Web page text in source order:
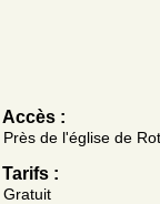
Accès :
Près de l'église de
Tarifs :
Gratuit